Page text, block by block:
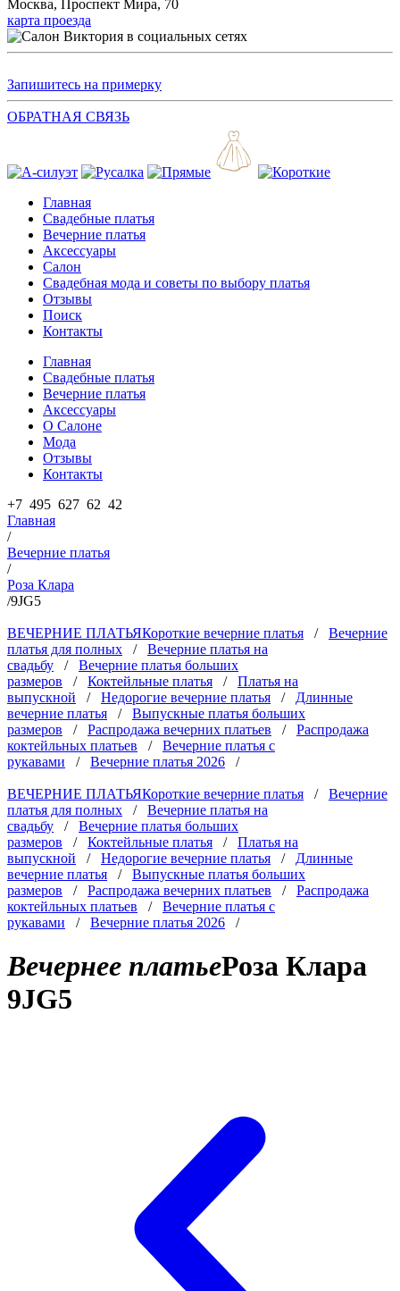
Москва, Проспект Мира, 70
карта проезда
Запишитесь на примерку
ОБРАТНАЯ СВЯЗЬ
Главная
Свадебные платья
Вечерние платья
Аксессуары
Салон
Свадебная мода и советы по выбору платья
Отзывы
Поиск
Контакты
Главная
Свадебные платья
Вечерние платья
Аксессуары
О Салоне
Мода
Отзывы
Контакты
+7 495 627 62 42
Главная
/
Вечерние платья
/
Роза Клара
/9JG5
ВЕЧЕРНИЕ ПЛАТЬЯКороткие вечерние платья / Вечерние
платья для полных / Вечерние платья на
свадьбу / Вечерние платья больших
размеров / Коктейльные платья / Платья на
выпускной / Недорогие вечерние платья / Длинные
вечерние платья / Выпускные платья больших
размеров / Распродажа вечерних платьев / Распродажа
коктейльных платьев / Вечерние платья с
рукавами / Вечерние платья 2026 /
ВЕЧЕРНИЕ ПЛАТЬЯКороткие вечерние платья / Вечерние
платья для полных / Вечерние платья на
свадьбу / Вечерние платья больших
размеров / Коктейльные платья / Платья на
выпускной / Недорогие вечерние платья / Длинные
вечерние платья / Выпускные платья больших
размеров / Распродажа вечерних платьев / Распродажа
коктейльных платьев / Вечерние платья с
рукавами / Вечерние платья 2026 /
Вечернее платьеРоза Клара
9JG5